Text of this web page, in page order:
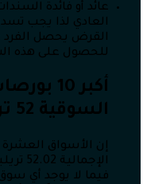
عائد أو فائدة
العادي لذا يجب
القرض يحصل الفرد
للحصول على هذه
أكبر 10
السوقية 52 تريليون دولار
إن الأسواق العشرة
الإجمالية 52.02 تريليون دولار أميركي
فيما لا يوجد أي